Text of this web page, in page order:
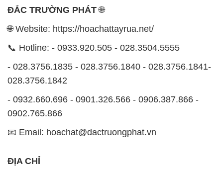
- 028.3756.1835 - 028.3756.1840 - 028.3756.1841-
0902.765.866
📧 Email: hoachat@dactruongphat.vn
ĐỊA CHỈ
1229C Quốc lộ 1A, Phường Bình Trị Đông B,
Quận Bình Tân, TP. Hồ Chí Minh